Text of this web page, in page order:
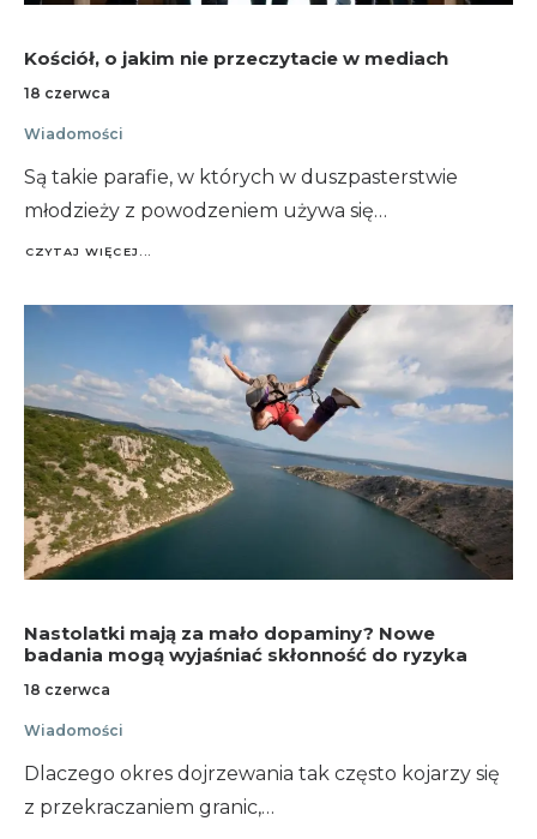
Kościół, o jakim nie przeczytacie w mediach
18 czerwca
Wiadomości
Są takie parafie, w których w duszpasterstwie
młodzieży z powodzeniem używa się…
CZYTAJ WIĘCEJ...
Nastolatki mają za mało dopaminy? Nowe
badania mogą wyjaśniać skłonność do ryzyka
18 czerwca
Wiadomości
Dlaczego okres dojrzewania tak często kojarzy się
z przekraczaniem granic,…